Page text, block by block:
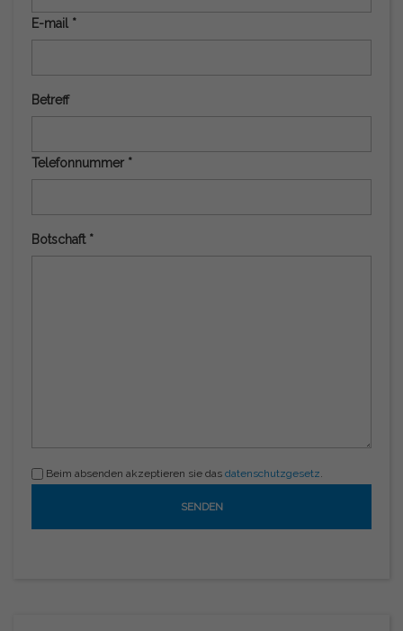
E-mail *
Betreff
Telefonnummer *
Botschaft *
Beim absenden akzeptieren sie das datenschutzgesetz.